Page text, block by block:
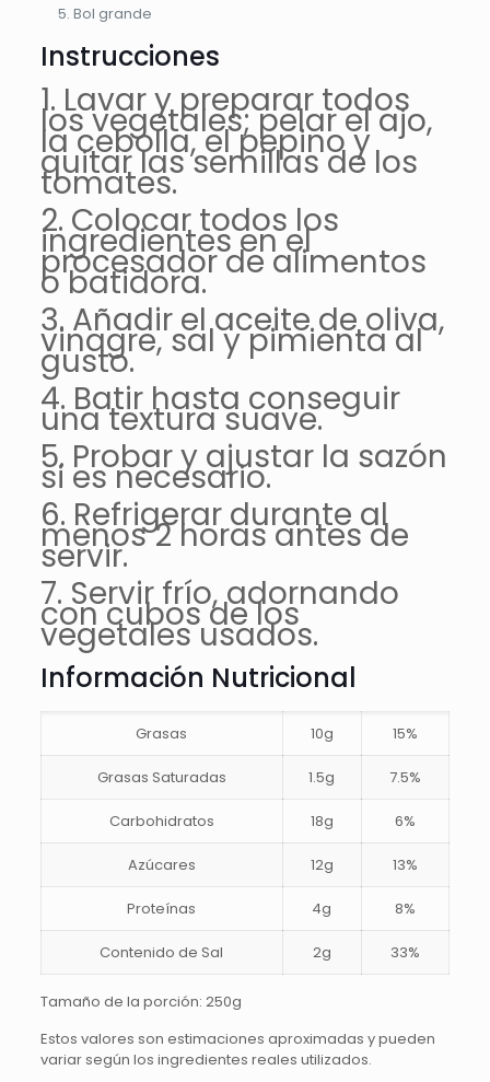
Bol grande
Instrucciones
1. Lavar y preparar todos
los vegetales; pelar el ajo,
la cebolla, el pepino y
quitar las semillas de los
tomates.
2. Colocar todos los
ingredientes en el
procesador de alimentos
o batidora.
3. Añadir el aceite de oliva,
vinagre, sal y pimienta al
gusto.
4. Batir hasta conseguir
una textura suave.
5. Probar y ajustar la sazón
si es necesario.
6. Refrigerar durante al
menos 2 horas antes de
servir.
7. Servir frío, adornando
con cubos de los
vegetales usados.
Información Nutricional
Grasas 10g 15%
Grasas Saturadas 1.5g 7.5%
Carbohidratos 18g 6%
Azúcares 12g 13%
Proteínas 4g 8%
Contenido de Sal 2g 33%
Tamaño de la porción: 250g
Estos valores son estimaciones aproximadas y pueden
variar según los ingredientes reales utilizados.